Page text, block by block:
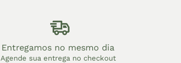
Entregamos no mesmo dia
Agende sua entrega no checkout